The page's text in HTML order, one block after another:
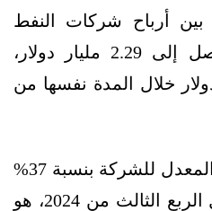
أرباح شركات النفط
الكبرى حول العالم، ليصل إلى 2.29 مليار دولار،
6.67 مليار دولار خلال المدة نفسها من
بينما هبط صافي الدخل المعدل للشركة بنسبة 37%
إلى 4.1 مليار دولار خلال الربع الثالث من 2024، هو